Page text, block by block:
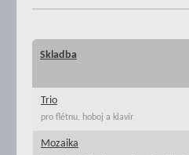
Skladba
Trio
pro flétnu, hoboj a klavír
Mozaika